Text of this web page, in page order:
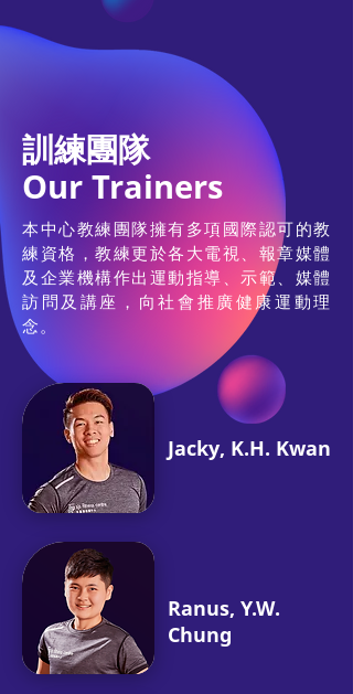
訓練團隊
Our Trainers
本中心教練團隊擁有多項國際認可的教
練資格，教練更於各大電視、報章媒體
及企業機構作出運動指導、示範、媒體
訪問及講座，向社會推廣健康運動理
念。
Jacky, K.H. Kwan
Ranus, Y.W.
Chung